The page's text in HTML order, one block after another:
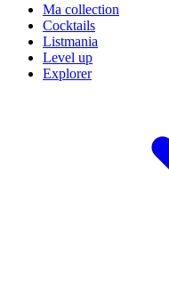
Ma collection
Cocktails
Listmania
Level up
Explorer